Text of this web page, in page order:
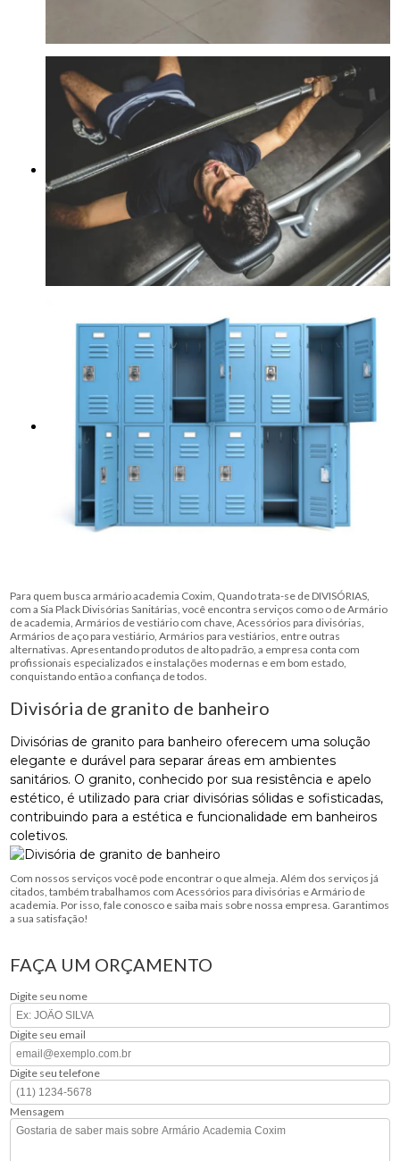
Para quem busca armário academia Coxim, Quando trata-se de DIVISÓRIAS,
com a Sia Plack Divisórias Sanitárias, você encontra serviços como o de Armário
de academia, Armários de vestiário com chave, Acessórios para divisórias,
Armários de aço para vestiário, Armários para vestiários, entre outras
alternativas. Apresentando produtos de alto padrão, a empresa conta com
profissionais especializados e instalações modernas e em bom estado,
conquistando então a confiança de todos.
Divisória de granito de banheiro
Divisórias de granito para banheiro oferecem uma solução
elegante e durável para separar áreas em ambientes
sanitários. O granito, conhecido por sua resistência e apelo
estético, é utilizado para criar divisórias sólidas e sofisticadas,
contribuindo para a estética e funcionalidade em banheiros
coletivos.
Com nossos serviços você pode encontrar o que almeja. Além dos serviços já
citados, também trabalhamos com Acessórios para divisórias e Armário de
academia. Por isso, fale conosco e saiba mais sobre nossa empresa. Garantimos
a sua satisfação!
FAÇA UM ORÇAMENTO
Digite seu nome
Digite seu email
Digite seu telefone
Mensagem